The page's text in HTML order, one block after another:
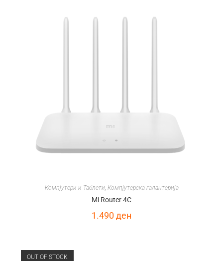
Компјутери и Таблети Компјутерска галантерија
Mi Router 4C
1.490ден
OUT OF STOCK